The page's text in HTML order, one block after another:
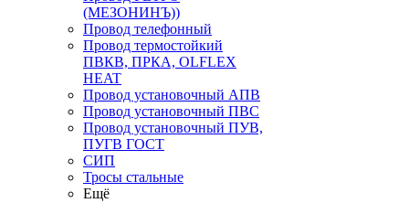
(МЕЗОНИНЪ))
Провод телефонный
Провод термостойкий
ПВКВ, ПРКА, OLFLEX
HEAT
Провод установочный АПВ
Провод установочный ПВС
Провод установочный ПУВ,
ПУГВ ГОСТ
СИП
Тросы стальные
Ещё